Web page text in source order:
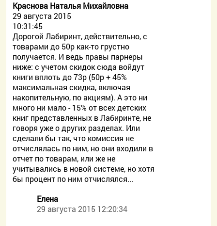
Краснова Наталья Михайловна
29 августа 2015
10:31:45
Дорогой Лабиринт, действительно, с
товарами до 50р как-то грустно
получается. И ведь правы парнеры
ниже: с учетом скидок сюда войдут
книги вплоть до 73р (50р + 45%
максимальная скидка, включая
накопительную, по акциям). А это ни
много ни мало - 15% от всех детских
книг представленных в Лабиринте, не
говоря уже о других разделах. Или
сделали бы так, что комиссия не
отчислялась по ним, но они входили в
отчет по товарам, или же не
учитывались в новой системе, но хотя
бы процент по ним отчислялся...
Елена
29 августа 2015 12:20:34